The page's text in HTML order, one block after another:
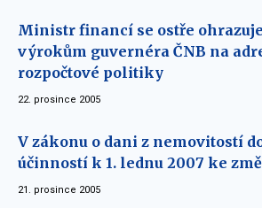
Ministr financí se ostře
výrokům guvernéra ČNB na
rozpočtové politiky
22. prosince 2005
V zákonu o dani z nemovitostí
účinností k 1. lednu 2007 ke
21. prosince 2005